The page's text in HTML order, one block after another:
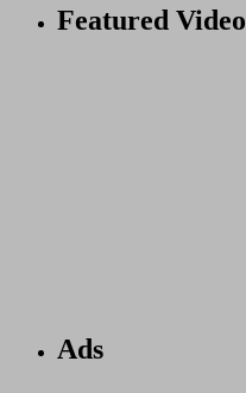
Featured Video
Ads